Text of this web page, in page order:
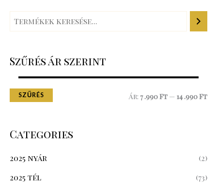
Szűrés ár szerint
SZŰRÉS Ár: 7 .990 Ft — 14 .990 Ft
Categories
2025 nyár
(2)
2025 tél
(73)